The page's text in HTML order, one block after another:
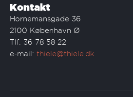
Kontakt
Hornemansgade 36
2100 København Ø
Tlf: 36 78 58 22
e-mail: thiele@thiele.dk